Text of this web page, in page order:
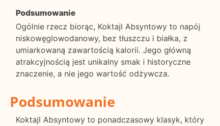
Podsumowanie
Ogólnie rzecz biorąc, Koktajl Absyntowy to napój
niskowęglowodanowy, bez tłuszczu i białka, z
umiarkowaną zawartością kalorii. Jego główną
atrakcyjnością jest unikalny smak i historyczne
znaczenie, a nie jego wartość odżywcza.
Podsumowanie
Koktajl Absyntowy to ponadczasowy klasyk, który